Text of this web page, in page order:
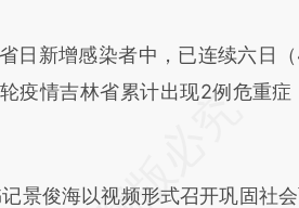
新增感染者中，已连续六日
疫情吉林省累计出现2例危重
俊海以视频形式召开巩固社会